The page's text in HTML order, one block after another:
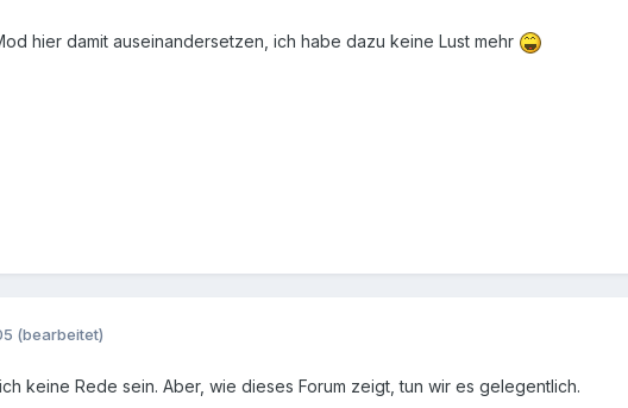
hier damit auseinandersetzen, ich habe dazu keine Lust mehr
(bearbeitet)
keine Rede sein. Aber, wie dieses Forum zeigt, tun wir es gelegentlich.